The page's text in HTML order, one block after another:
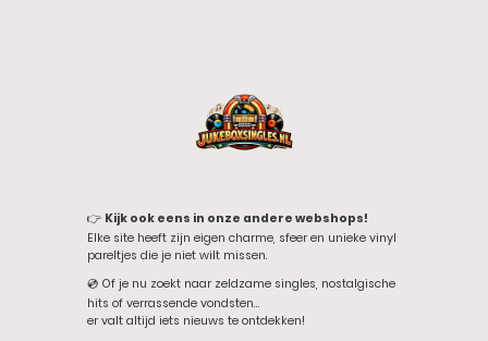
👉 Kijk ook eens in onze andere webshops!
Elke site heeft zijn eigen charme, sfeer en unieke vinyl
pareltjes die je niet wilt missen.
💿 Of je nu zoekt naar zeldzame singles, nostalgische
hits of verrassende vondsten…
er valt altijd iets nieuws te ontdekken!